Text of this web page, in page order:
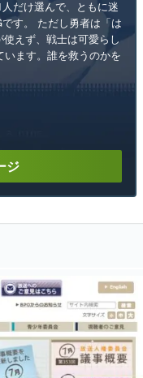
だけ選んで、ともに迷
す。 ただし勇者は「は
えず、戦士は可愛らし
ます。誰を救うのかを
ジ